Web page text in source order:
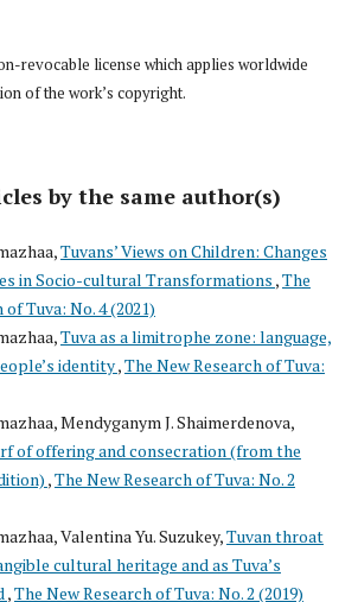
revocable license which applies worldwide
of the work’s copyright.
by the same author(s)
Tuvans’ Views on Children: Changes
in Socio-cultural Transformations ,The
Tuva: No. 4 (2021)
Tuva as a limitrophe zone: language,
identity,The New Research of Tuva:
Mendyganym J. Shaimerdenova,
of offering and consecration (from the
,The New Research of Tuva: No. 2
Valentina Yu. Suzukey,Tuvan throat
cultural heritage and as Tuva’s
,The New Research of Tuva: No. 2 (2019)